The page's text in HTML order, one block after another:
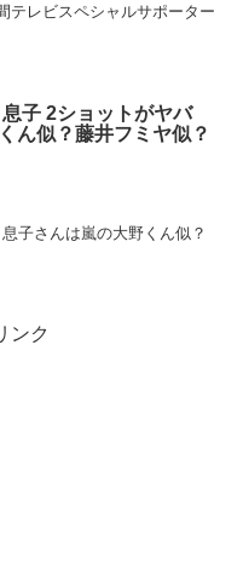
テレビスペシャルサポーター
子 2ショットがヤバ
ん似？藤井フミヤ似？
子さんは嵐の大野くん似？
ンク